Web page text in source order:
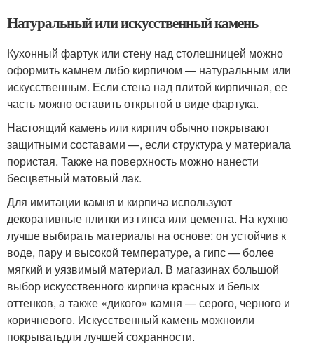
Натуральный или искусственный камень
Кухонный фартук или стену над столешницей можно
оформить камнем либо кирпичом — натуральным или
искусственным. Если стена над плитой кирпичная, ее
часть можно оставить открытой в виде фартука.
Настоящий камень или кирпич обычно покрывают
защитными составами —, если структура у материала
пористая. Также на поверхность можно нанести
бесцветный матовый лак.
Для имитации камня и кирпича используют
декоративные плитки из гипса или цемента. На кухню
лучше выбирать материалы на основе: он устойчив к
воде, пару и высокой температуре, а гипс — более
мягкий и уязвимый материал. В магазинах большой
выбор искусственного кирпича красных и белых
оттенков, а также «дикого» камня — серого, черного и
коричневого. Искусственный камень можноили
покрыватьдля лучшей сохранности.